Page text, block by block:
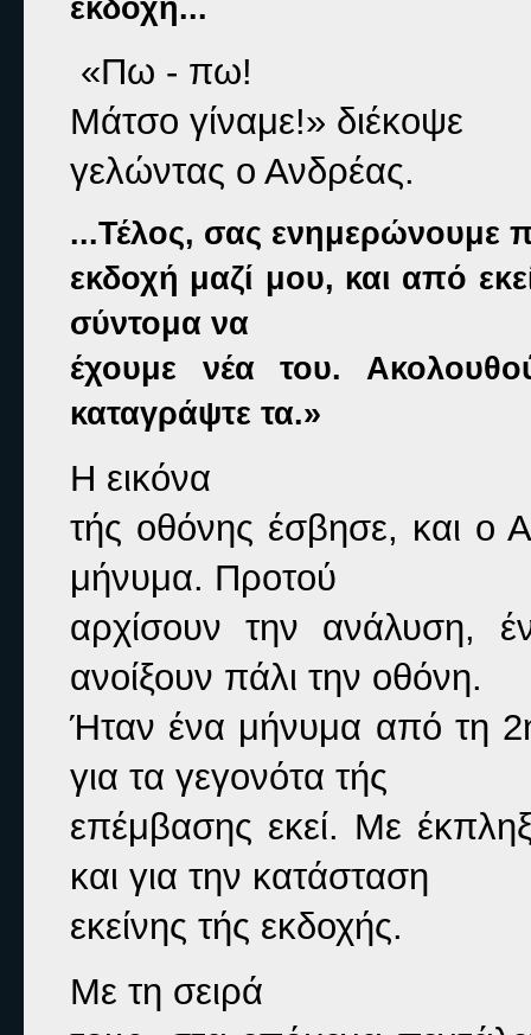
εκδοχή...
«Πω - πω!
Μάτσο γίναμε!» διέκοψε
γελώντας ο Ανδρέας.
...Τέλος, σας ενημερώνουμε
εκδοχή μαζί μου, και από
σύντομα να
έχουμε νέα του.
καταγράψτε τα.»
Η εικόνα
τής οθόνης έσβησε, και ο
μήνυμα. Προτού
αρχίσουν την ανάλυση,
ανοίξουν πάλι την οθόνη.
Ήταν ένα μήνυμα από τη
για τα γεγονότα τής
επέμβασης εκεί. Με
και για την κατάσταση
εκείνης τής εκδοχής.
Με τη σειρά